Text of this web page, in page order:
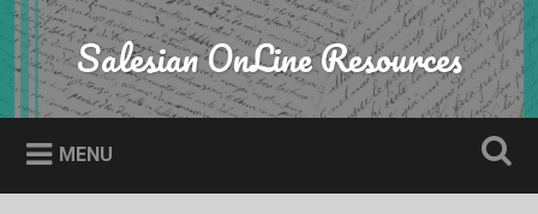
Skip
to
content
Search Salesian OnLine Resources
MENU